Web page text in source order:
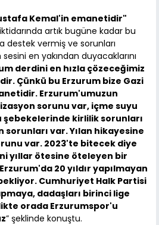
Kemal'in emanetidir"
artık bugüne kadar bu
destek vermiş ve sorunları
en yakından duyacaklarını
derdini en hızla çözeceğimiz
Çünkü bu Erzurum bize Gazi
Erzurum'umuzun
sorunu var, içme suyu
şebekelerinde kirlilik sorunları
var. Yılan hikayesine
var. 2023'te bitecek diye
yıllar ötesine öteleyen bir
20 yıldır yapılmayan
Cumhuriyet Halk Partisi
dadaşları birinci lige
orada Erzurumspor'u
” şeklinde konuştu.